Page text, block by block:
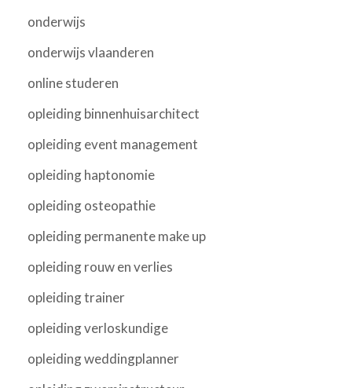
onderwijs
onderwijs vlaanderen
online studeren
opleiding binnenhuisarchitect
opleiding event management
opleiding haptonomie
opleiding osteopathie
opleiding permanente make up
opleiding rouw en verlies
opleiding trainer
opleiding verloskundige
opleiding weddingplanner